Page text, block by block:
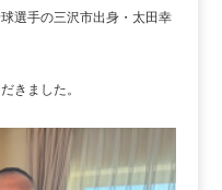
選手の三沢市出身・太田幸
きました。